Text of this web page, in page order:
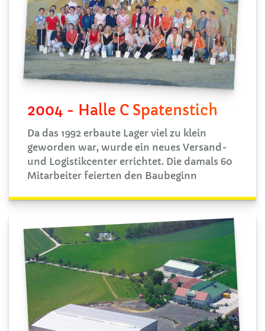
2004 - Halle C Spatenstich
Da das 1992 erbaute Lager viel zu klein
geworden war, wurde ein neues Versand-
und Logistikcenter errichtet. Die damals 60
Mitarbeiter feierten den Baubeginn